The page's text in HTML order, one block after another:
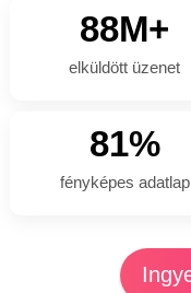
88M+
elküldött üzenet
81%
fényképes adatlap